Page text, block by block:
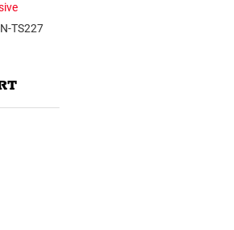
TS227